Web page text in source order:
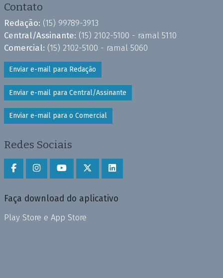
Contato
Redação: (15) 99789-3913
Central/Assinante: (15) 2102-5100 - ramal 5110
Comercial: (15) 2102-5100 - ramal 5060
Enviar e-mail para Redação
Enviar e-mail para Central/Assinante
Enviar e-mail para o Comercial
Redes Sociais
Faça download do aplicativo
Play Store e App Store